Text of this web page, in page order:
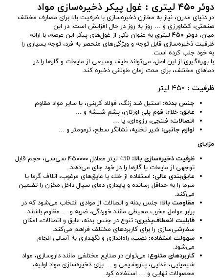
دوئر۴۵۰ لیتری : غول پیکر ذخیره‌سازی مواد
در دنیای مدرن، نیاز به مخازن ذخیره‌سازی با ظرفیت بالا برای مصارف مختلف
صنعتی، کشاورزی و … روز به روز در حال افزایش است. در این
میان، دوئر ۴۵۰ لیتری به عنوان یکی از غول‌های پیکر این عرصه، با ارائه
ظرفیت ذخیره‌سازی قابل توجه و ویژگی‌های منحصر به فرد، توجه بسیاری را
به خود جلب کرده است.
با بهره‌گیری از این اصل، می‌تواند طیف وسیعی از مایعات و گازها را در
دماهای مختلف، برای مدت زمان طولانی ذخیره کند.
ظرفیت : ۴۵۰ لیتر
جنس بدنه: استیل ضد زنگ، فولاد کربنی، یا سایر مواد مقاوم
عایق: خلاء، فوم پلی اورتان، پشم شیشه و …
اتصالات: فلنجی، رزوه‌ای، یا …
لوازم جانبی: شیر تخلیه، نشانگر سطح، ترمومتر و …
مزایای
ظرفیت ذخیره‌سازی بالا:
450 لیتر معادل ۴۵۰۰۰۰ سی‌سی، حجم قابل
توجهی از مایعات یا گازها را در خود جای می‌دهد.
عایق‌بندی عالی: استفاده از خلاء یا عایق‌های مرغوب، اتلاف گرما یا
سرما را به حداقل رسانده و پایداری دمای سیال داخل مخزن را تضمین
می‌کند.
مقاومت بالا: جنس بدنه و اتصالات از موادی انتخاب می‌شود که در
برابر عوامل مخرب محیطی مانند خوردگی، ضربه و … مقاوم باشند.
قابلیت انعطاف‌پذیری: تنوع در جنس بدنه، عایق و اتصالات، امکان
سفارشی‌سازی را برای کاربردهای مختلف فراهم می‌کند.
سهولت استفاده: نصب، راه‌اندازی و نگهداری به آسانی انجام
می‌شود.
کاربردهای متنوع: می‌توان در صنایع مختلفی مانند داروسازی، مواد
شیمیایی، غذایی، پتروشیمی و … برای ذخیره‌سازی مواد اولیه،
محصولات نهایی و … استفاده کرد.